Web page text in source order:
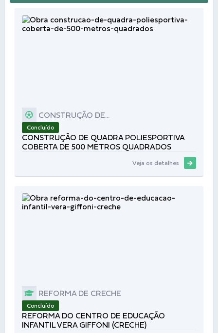
CONSTRUÇÃO DE...
Concluído
CONSTRUÇÃO DE QUADRA POLIESPORTIVA
COBERTA DE 500 METROS QUADRADOS
Veja os detalhes
REFORMA DE CRECHE
Concluído
REFORMA DO CENTRO DE EDUCAÇÃO
INFANTIL VERA GIFFONI (CRECHE)